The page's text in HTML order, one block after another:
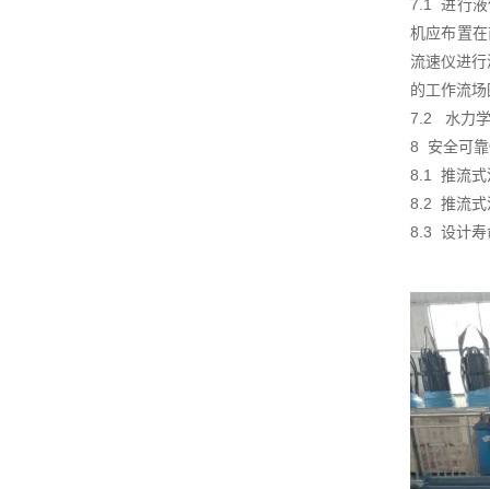
7.1 进行液
机应布置
流速仪进
的工作流
7.2 水力学
8 安全可
8.1 推流式
8.2 推流式
8.3 设计寿